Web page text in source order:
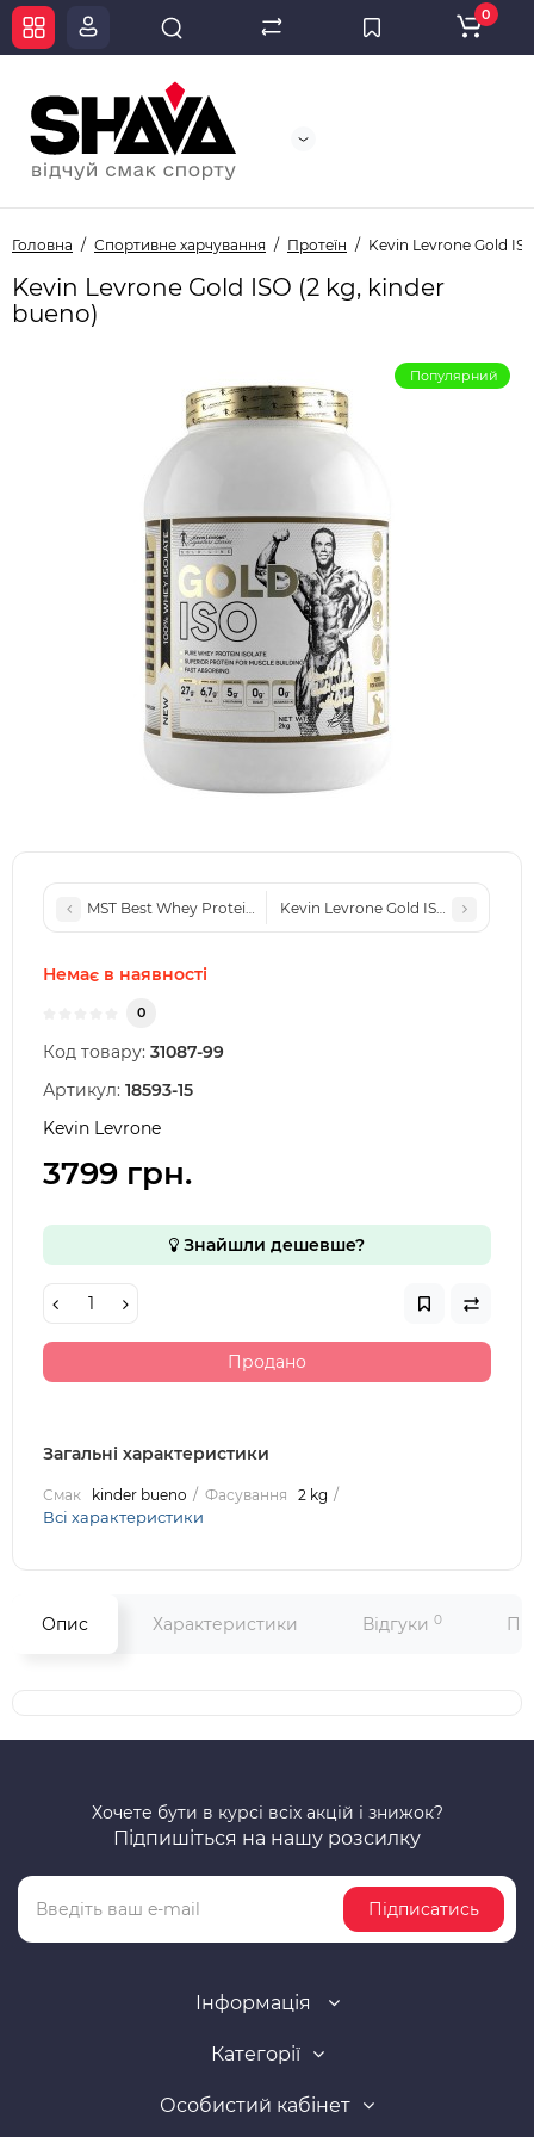
0
Головна Спортивне харчування Протеїн Kevin Levrone Gold
Kevin Levrone Gold ISO (2 kg, kinder
bueno)
Популярний
MST Best Whey Protein + Enzyme (2,01 kg, strawberry)
Kevin Levrone Gold ISO (2 kg,
Немає в наявності
0
Код товару: 31087-99
Артикул: 18593-15
Kevin Levrone
3799 грн.
Знайшли дешевше?
Продано
Загальні характеристики
Смак kinder bueno Фасування 2 kg
Всі характеристики
Опис Характеристики Відгуки 0
Хочете бути в курсі всіх акцій і знижок?
Підпишіться на нашу розсилку
Підписатись
Інформація
Категорії
Особистий кабінет